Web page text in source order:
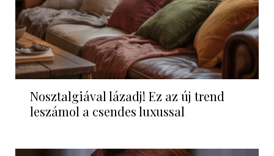
Nosztalgiával lázadj! Ez az új trend
leszámol a csendes luxussal